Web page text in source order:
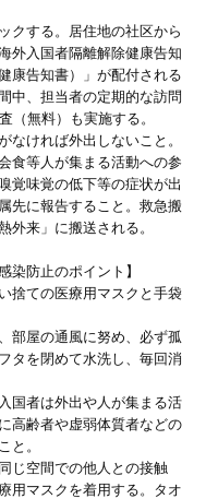
クする。居住地の社区から
外入国者隔離解除健康告知
康告知書）」が配付される
中、担当者の定期的な訪問
（無料）も実施する。
なければ外出しないこと。
食等人が集まる活動への参
覚味覚の低下等の症状が出
先に報告すること。救急搬
外来」に搬送される。
染防止のポイント】
捨ての医療用マスクと手袋
部屋の通風に努め、必ず孤
タを閉めて水洗し、毎回消
国者は外出や人が集まる活
高齢者や虚弱体質者などの
と。
じ空間での他人との接触
用マスクを着用する。タオ